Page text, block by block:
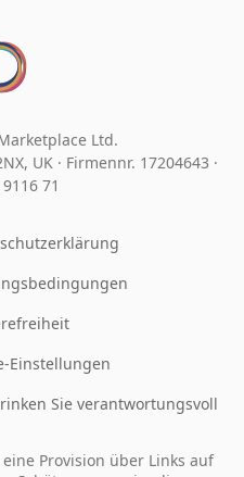
Ltd.
UK · Firmennr. 17204643 ·
71
Einstellungen
Sie verantwortungsvoll
Provision über Links auf